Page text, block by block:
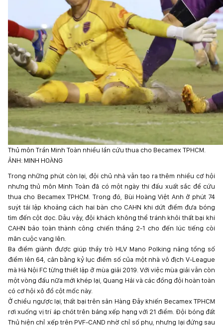
Thủ môn Trần Minh Toàn nhiều lần cứu thua cho Becamex TPHCM.
ẢNH: MINH HOÀNG
Trong những phút còn lại, đội chủ nhà vẫn tạo ra thêm nhiều cơ hội
nhưng thủ môn Minh Toàn đã có một ngày thi đấu xuất sắc để cứu
thua cho Becamex TPHCM. Trong đó, Bùi Hoàng Việt Anh ở phút 74
suýt tái lập khoảng cách hai bàn cho CAHN khi dứt điểm đưa bóng
tìm đến cột dọc. Dẫu vậy, đội khách không thể tránh khỏi thất bại khi
CAHN bảo toàn thành công chiến thắng 2-1 cho đến lúc tiếng còi
mãn cuộc vang lên.
Ba điểm giành được giúp thầy trò HLV Mano Polking nâng tổng số
điểm lên 64, cân bằng kỷ lục điểm số của một nhà vô địch V-League
mà Hà Nội FC từng thiết lập ở mùa giải 2019. Với việc mùa giải vẫn còn
một vòng đấu nữa mới khép lại, Quang Hải và các đồng đội hoàn toàn
có cơ hội xô đổ cột mốc này.
Ở chiều ngược lại, thất bại trên sân Hàng Đẫy khiến Becamex TPHCM
rơi xuống vị trí áp chót trên bảng xếp hạng với 21 điểm. Đội bóng đất
Thủ hiện chỉ xếp trên PVF-CAND nhờ chỉ số phụ, nhưng lại đứng sau